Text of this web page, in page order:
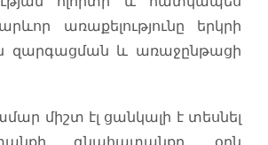
առաքելությունը երկրի
զարգացման և առաջընթացի
միշտ էլ ցանկալի է տեսնել
գնահատանքը, օրն